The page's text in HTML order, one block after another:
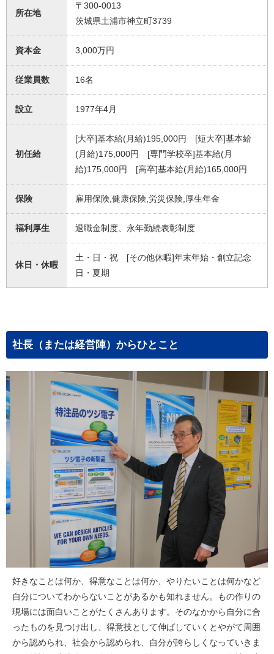
所在地
〒300-0013
茨城県土浦市神立町3739
資本金 3,000万円
従業員数 16名
設立 1977年4月
初任給
[大卒]基本給(月給)195,000円 [短大卒]基本給
(月給)175,000円 [専門学校卒]基本給(月
給)175,000円 [高卒]基本給(月給)165,000円
保険 雇用保険,健康保険,労災保険,厚生年金
福利厚生 退職金制度、永年勤続表彰制度
休日・休暇
土・日・祝 [その他休暇]年末年始・創立記念
日・夏期
社長（または経営陣）からひとこと
好きなことは何か、得意なことは何か、やりたいことは何かなど
自分についてわからないことがあるかも知れません。もの作りの
現場には面白いことがたくさんあります。そのなかから自分に合
ったものを見つけ出し、得意技として伸ばしていくとやがて周囲
から認められ、社会から認められ、自分が誇らしくなっていきま